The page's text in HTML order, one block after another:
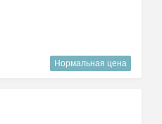
Нормальная цена